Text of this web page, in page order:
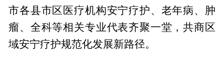
市各县市区医疗机构安宁疗护、老年病、肿
瘤、全科等相关专业代表齐聚一堂，共商区
域安宁疗护规范化发展新路径。